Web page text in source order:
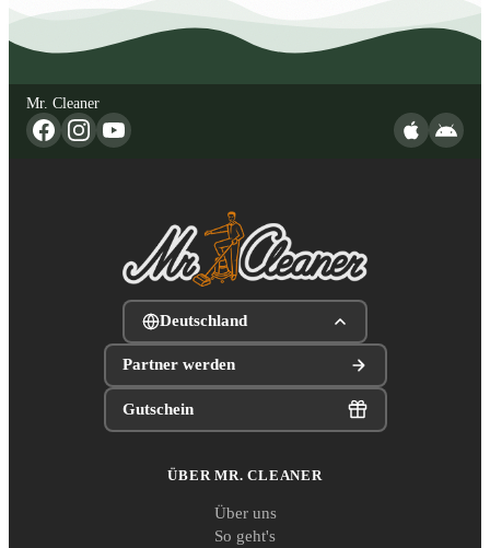
Mr. Cleaner
Deutschland
Partner werden
Gutschein
ÜBER MR. CLEANER
Über uns
So geht's